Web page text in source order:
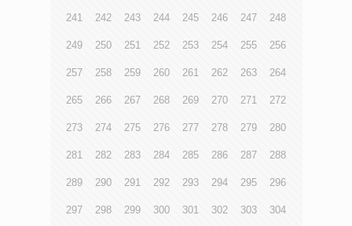
241 242 243 244 245 246 247 248
249 250 251 252 253 254 255 256
257 258 259 260 261 262 263 264
265 266 267 268 269 270 271 272
273 274 275 276 277 278 279 280
281 282 283 284 285 286 287 288
289 290 291 292 293 294 295 296
297 298 299 300 301 302 303 304